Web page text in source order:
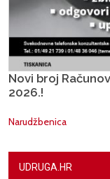
Novi broj
2026.!
Narudžbenica
UDRUGA.HR